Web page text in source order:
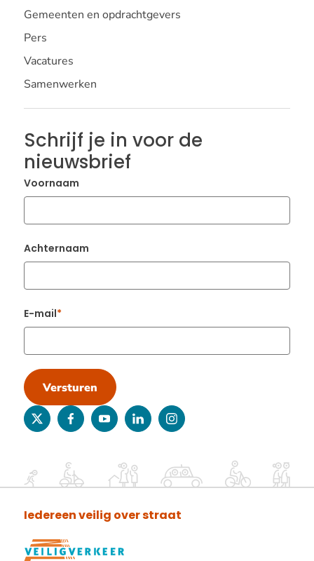
Gemeenten en opdrachtgevers
Pers
Vacatures
Samenwerken
Schrijf je in voor de
nieuwsbrief
Voornaam
Achternaam
E-mail
Versturen
twitterfacebookyoutubelinkedininstagram
Iedereen veilig over straat